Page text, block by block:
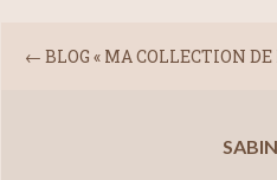
← BLOG « MA COLLECTION